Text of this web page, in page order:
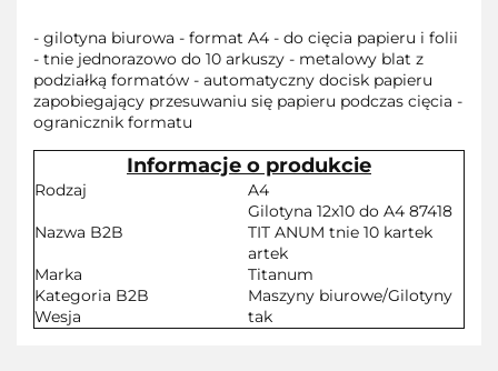
- gilotyna biurowa - format A4 - do cięcia papieru i folii
- tnie jednorazowo do 10 arkuszy - metalowy blat z
podziałką formatów - automatyczny docisk papieru
zapobiegający przesuwaniu się papieru podczas cięcia -
ogranicznik formatu
Informacje o produkcie
Rodzaj A4
Nazwa B2B
Gilotyna 12x10 do A4 87418
TIT ANUM tnie 10 kartek
artek
Marka
Titanum
Kategoria B2B
Maszyny biurowe/Gilotyny
Wesja
tak